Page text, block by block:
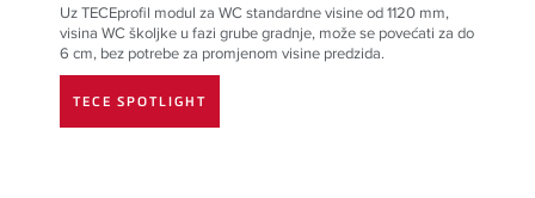
UzTECEprofil modul za WC standardne visine od 1120 mm,
visina WC školjke u fazi grube gradnje, može se povećati za do
6 cm, bez potrebe za promjenom visine predzida.
TECE SPOTLIGHT